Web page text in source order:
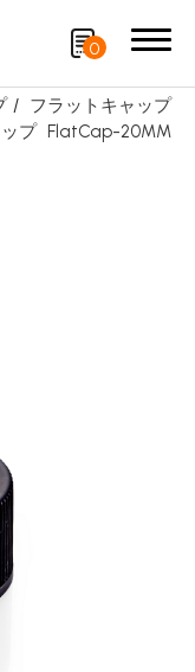
0
フラットキャップ
プ FlatCap-20MM
検索
ボックス
オンボトル